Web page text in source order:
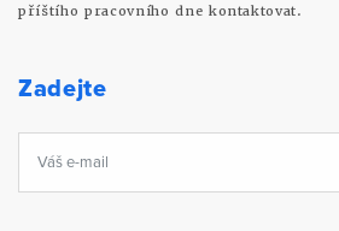
příštího pracovního dne kontaktovat.
Zadejte